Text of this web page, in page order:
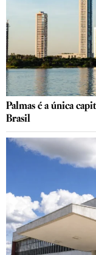
Palmas é a única
Brasil